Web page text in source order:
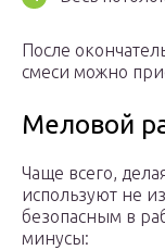
После
смеси можно
Меловой
Чаще всего,
используют не
безопасным в
минусы: